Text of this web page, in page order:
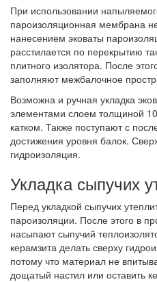
При использовании
пароизоляционная мембрана
нанесением эковаты
расстилается по перекрытию
плитного изолятора. После
заполняют межбалочное
Возможна и ручная укладка
элементами слоем толщиной
катком. Также поступают с
достижения уровня балок.
гидроизоляция.
Укладка сыпучих
Перед укладкой сыпучих
пароизоляции. После этого в
насыпают сыпучий
керамзита делать сверху
потому что материал не
дощатый настил или оставить